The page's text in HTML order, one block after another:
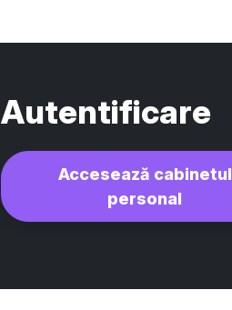
Autentificare
Accesează cabinetul
personal